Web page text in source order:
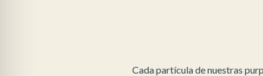
Cada partícula de nuestras